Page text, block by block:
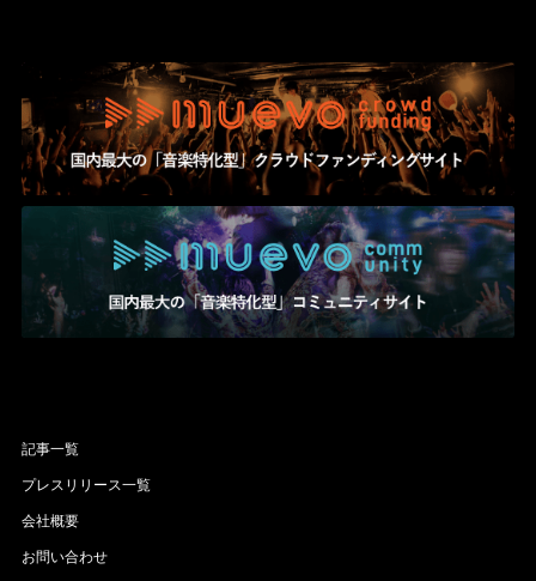
記事一覧
プレスリリース一覧
会社概要
お問い合わせ